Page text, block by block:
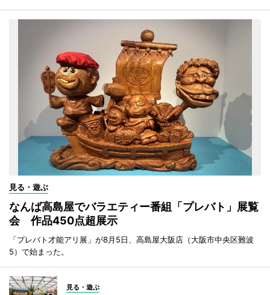
見る・遊ぶ
なんば高島屋でバラエティー番組「プレバト」展覧
会 作品450点超展示
「プレバト才能アリ展」が8月5日、高島屋大阪店（大阪市中央区難波
5）で始まった。
見る・遊ぶ